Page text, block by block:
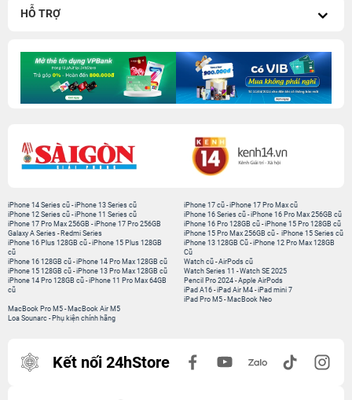
HỖ TRỢ
iPhone 14 Series cũ -iPhone 13 Series cũ
iPhone 12 Series cũ -iPhone 11 Series cũ
iPhone 17 Pro Max 256GB -iPhone 17 Pro 256GB
Galaxy A Series - Redmi Series
iPhone 17 cũ -iPhone 17 Pro Max cũ
iPhone 16 Series cũ - iPhone 16 Pro Max 256GB cũ
iPhone 16 Pro 128GB cũ -iPhone 15 Pro 128GB cũ
iPhone 15 Pro Max 256GB cũ - iPhone 15 Series cũ
iPhone 16 Plus 128GB cũ -iPhone 15 Plus 128GB
cũ
iPhone 16 128GB cũ -iPhone 14 Pro Max 128GB cũ
iPhone 15 128GB cũ -iPhone 13 Pro Max 128GB cũ
iPhone 14 Pro 128GB cũ -iPhone 11 Pro Max 64GB
cũ
iPhone 13 128GB Cũ -iPhone 12 Pro Max 128GB
Cũ
Watch cũ -AirPods cũ
Watch Series 11 -Watch SE 2025
Pencil Pro 2024 -Apple AirPods
iPad A16 -iPad Air M4 -iPad mini 7
iPad Pro M5 - MacBook Neo
MacBook Pro M5 - MacBook Air M5
Loa Sounarc - Phụ kiện chính hãng
Kết nối 24hStore